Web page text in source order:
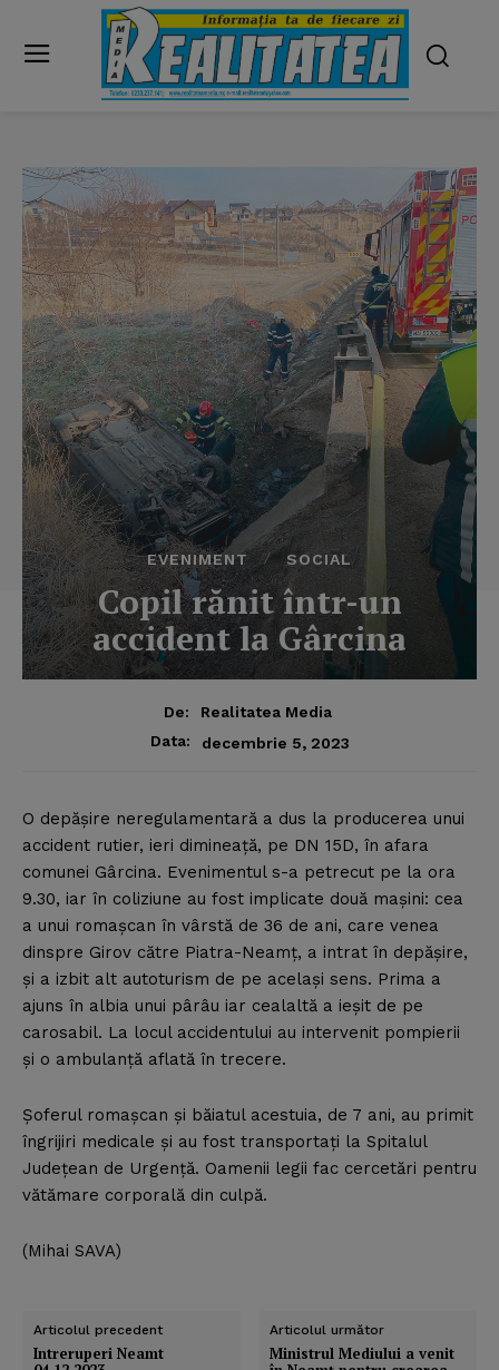
EVENIMENT SOCIAL
Copil rănit într-un
accident la Gârcina
De:
Realitatea Media
Data:
decembrie 5, 2023
O depăşire neregulamentară a dus la producerea unui
accident rutier, ieri dimineaţă, pe DN 15D, în afara
comunei Gârcina. Evenimentul s-a petrecut pe la ora
9.30, iar în coliziune au fost implicate două maşini: cea
a unui romaşcan în vârstă de 36 de ani, care venea
dinspre Girov către Piatra-Neamţ, a intrat în depăşire,
şi a izbit alt autoturism de pe acelaşi sens. Prima a
ajuns în albia unui pârâu iar cealaltă a ieşit de pe
carosabil. La locul accidentului au intervenit pompierii
şi o ambulanţă aflată în trecere.
Şoferul romaşcan şi băiatul acestuia, de 7 ani, au primit
îngrijiri medicale şi au fost transportaţi la Spitalul
Judeţean de Urgenţă. Oamenii legii fac cercetări pentru
vătămare corporală din culpă.
(Mihai SAVA)
Articolul precedent
Intreruperi Neamt
Articolul următor
Ministrul Mediului a venit